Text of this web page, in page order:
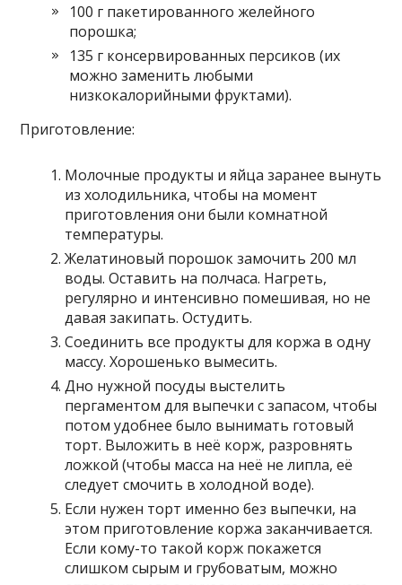
100 г пакетированного желейного
порошка;
135 г консервированных персиков (их
можно заменить любыми
низкокалорийными фруктами).
Приготовление:
Молочные продукты и яйца заранее вынуть
из холодильника, чтобы на момент
приготовления они были комнатной
температуры.
Желатиновый порошок замочить 200 мл
воды. Оставить на полчаса. Нагреть,
регулярно и интенсивно помешивая, но не
давая закипать. Остудить.
Соединить все продукты для коржа в одну
массу. Хорошенько вымесить.
Дно нужной посуды выстелить
пергаментом для выпечки с запасом, чтобы
потом удобнее было вынимать готовый
торт. Выложить в неё корж, разровнять
ложкой (чтобы масса на неё не липла, её
следует смочить в холодной воде).
Если нужен торт именно без выпечки, на
этом приготовление коржа заканчивается.
Если кому-то такой корж покажется
слишком сырым и грубоватым, можно